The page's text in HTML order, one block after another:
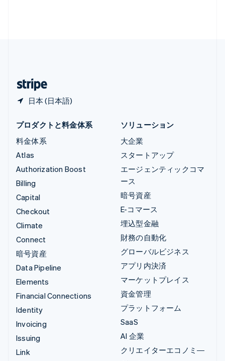
日本 (日本語)
プロダクトと料金体系
料金体系
Atlas
Authorization Boost
Billing
Capital
Checkout
Climate
Connect
暗号資産
Data Pipeline
Elements
Financial Connections
Identity
Invoicing
Issuing
Link
ソリューション
大企業
スタートアップ
エージェンティックコマ
ース
暗号資産
E-コマース
埋込型金融
財務の自動化
グローバルビジネス
アプリ内決済
マーケットプレイス
資金管理
プラットフォーム
SaaS
AI 企業
クリエイターエコノミ―